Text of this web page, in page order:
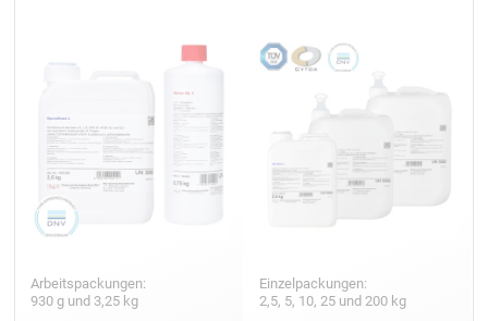
Arbeitspackungen:
930 g und 3,25 kg
Einzelpackungen:
2,5, 5, 10, 25 und 200 kg